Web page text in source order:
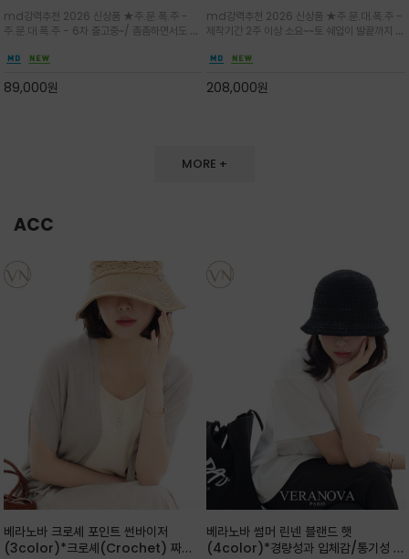
라이크 배색이 조화롭게 어우러진 탑핸
들 숄더백
md강력추천 2026 신상품 ★주.문.폭.주 -
주.문.대.폭.주 - 6차 출고중~/ 촘촘하면서도 입
만들며 부드러운 곡선의 바스켓 실루엣에 넉넉한
양한 연출이
89,000원
스럽게 밝혀주는 슬링백 플랫슈
md강력추천 2026 신상품 ★주.문.대.폭.주 -
제작기간 2주 이상 소요~~토 쉐입이 발끝까지 세
끔한 디자인과 베이직한 컬러감으로 높은 활용도
일까지 두루 잘 어울리는 활2
208,000원
MORE +
ACC
베라노바 크로셰 포인트 썬바이저
(3color)*크로셰(Crochet) 짜임
베라노바 썸머 린넨 블랜드 햇
(4color)*경량성과 입체감/통기성 좋